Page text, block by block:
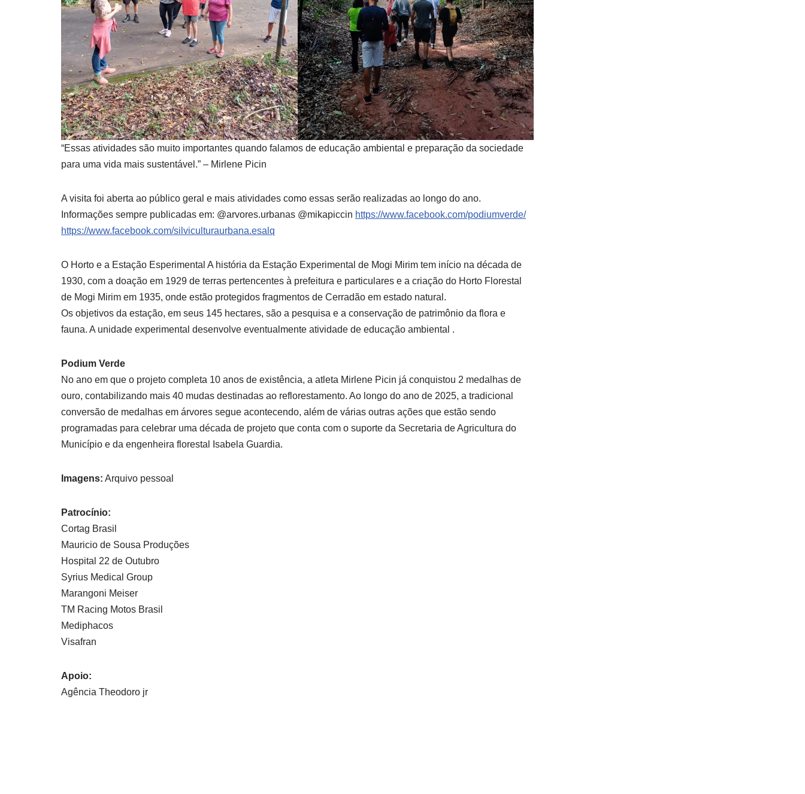
“Essas atividades são muito importantes quando falamos de educação ambiental e preparação da sociedade
para uma vida mais sustentável.” – Mirlene Picin
A visita foi aberta ao público geral e mais atividades como essas serão realizadas ao longo do ano.
Informações sempre publicadas em: @arvores.urbanas @mikapiccin https://www.facebook.com/podiumverde/
https://www.facebook.com/silviculturaurbana.esalq
O Horto e a Estação Esperimental A história da Estação Experimental de Mogi Mirim tem início na década de
1930, com a doação em 1929 de terras pertencentes à prefeitura e particulares e a criação do Horto Florestal
de Mogi Mirim em 1935, onde estão protegidos fragmentos de Cerradão em estado natural.
Os objetivos da estação, em seus 145 hectares, são a pesquisa e a conservação de patrimônio da flora e
fauna. A unidade experimental desenvolve eventualmente atividade de educação ambiental .
Podium Verde
No ano em que o projeto completa 10 anos de existência, a atleta Mirlene Picin já conquistou 2 medalhas de
ouro, contabilizando mais 40 mudas destinadas ao reflorestamento. Ao longo do ano de 2025, a tradicional
conversão de medalhas em árvores segue acontecendo, além de várias outras ações que estão sendo
programadas para celebrar uma década de projeto que conta com o suporte da Secretaria de Agricultura do
Município e da engenheira florestal Isabela Guardia.
Imagens: Arquivo pessoal
Patrocínio:
Cortag Brasil
Mauricio de Sousa Produções
Hospital 22 de Outubro
Syrius Medical Group
Marangoni Meiser
TM Racing Motos Brasil
Mediphacos
Visafran
Apoio:
Agência Theodoro jr